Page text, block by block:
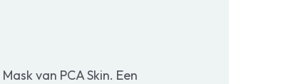
van PCA Skin. Een